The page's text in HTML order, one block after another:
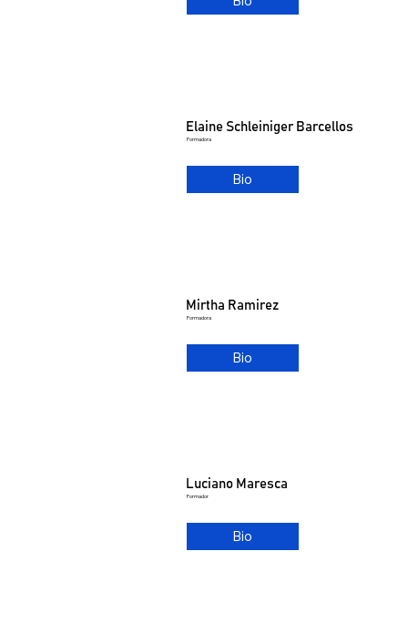
Elaine Schleiniger Barcellos
Formadora
Bio
Mirtha Ramirez
Formadora
Bio
Luciano Maresca
Formador
Bio